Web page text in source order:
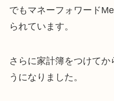
でもマネーフォワード
られています。
さらに家計簿をつけてか
うになりました。